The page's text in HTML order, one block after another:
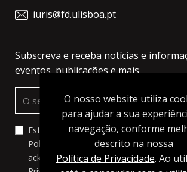
iuris@fd.ulisboa.pt
Subscreva e receba notícias e
eventos, publicações e mais.
Estou de acordo com os termos e
Política de Privacidade, a qual li e
acknowledge and agree to the terms
O nosso website utiliza
para ajudar a sua
navegação, conforme
descrito na nossa
Política de Privacidade. Ao